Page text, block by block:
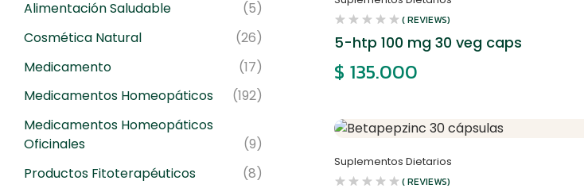
( REVIEWS)
5-htp 100 mg 30 veg caps
$ 135.000
Suplementos Dietarios
( REVIEWS)
Alimentación Saludable
(5)
Cosmética Natural
(26)
Medicamento
(17)
Medicamentos Homeopáticos
(192)
Medicamentos Homeopáticos
Oficinales
(9)
Productos Fitoterapéuticos
(8)